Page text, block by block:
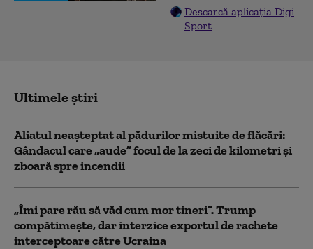
Descarcă aplicația Digi
Sport
Ultimele știri
Aliatul neașteptat al pădurilor mistuite de flăcări:
Gândacul care „aude” focul de la zeci de kilometri și
zboară spre incendii
„Îmi pare rău să văd cum mor tineri”. Trump
compătimește, dar interzice exportul de rachete
interceptoare către Ucraina